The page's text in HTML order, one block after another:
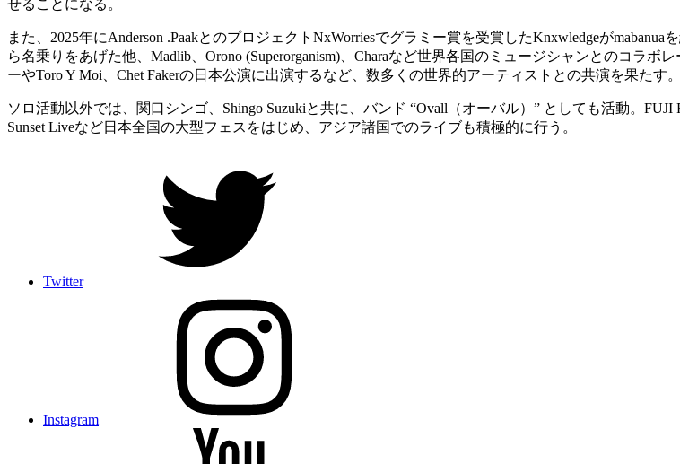
せることになる。
また、2025年にAnderson .PaakとのプロジェクトNxWorriesでグラミー賞を受賞したKnxwledgeが
ら名乗りをあげた他、Madlib、Orono (Superorganism)、Charaなど世界各国のミュージシャンとのコラ
ーやToro Y Moi、Chet Fakerの日本公演に出演するなど、数多くの世界的アーティストとの共演を果たす。
ソロ活動以外では、関口シンゴ、Shingo Suzukiと共に、バンド “Ovall（オーバル）” としても活動。
Sunset Liveなど日本全国の大型フェスをはじめ、アジア諸国でのライブも積極的に行う。
Twitter
Instagram